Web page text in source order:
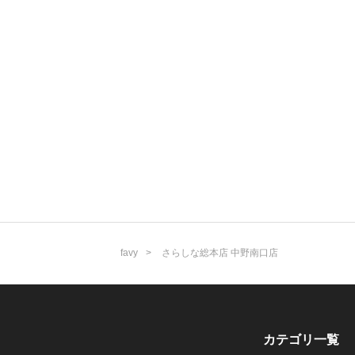
favy さらしな総本店 中野南口店
カテゴリ一覧